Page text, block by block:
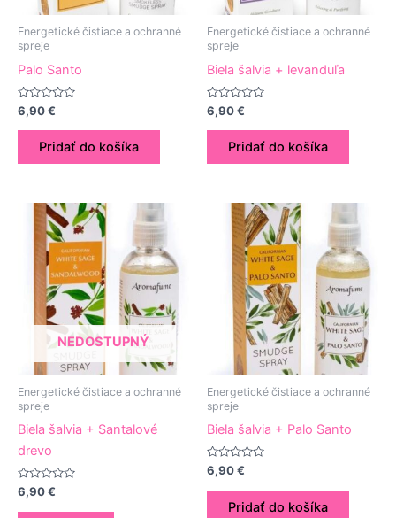
Energetické čistiace a ochranné
spreje
Palo Santo
Hodnotenie
0
z
6,90€
Pridať do košíka
Energetické čistiace a ochranné
spreje
Biela šalvia + levanduľa
Hodnotenie
0
z
6,90€
Pridať do košíka
NEDOSTUPNÝ
Energetické čistiace a ochranné
spreje
Biela šalvia + Santalové
drevo
Hodnotenie
0
z
6,90€
Energetické čistiace a ochranné
spreje
Biela šalvia + Palo Santo
Hodnotenie
0
z
6,90€
Pridať do košíka